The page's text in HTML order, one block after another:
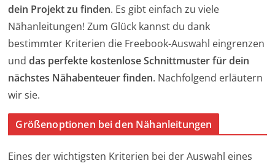
dein Projekt zu finden. Es gibt einfach zu viele
Nähanleitungen! Zum Glück kannst du dank
bestimmter Kriterien die Freebook-Auswahl eingrenzen
unddas perfekte kostenlose Schnittmuster für dein
nächstes Nähabenteuer finden. Nachfolgend erläutern
wir sie.
Größenoptionen bei den Nähanleitungen
Eines der wichtigsten Kriterien bei der Auswahl eines